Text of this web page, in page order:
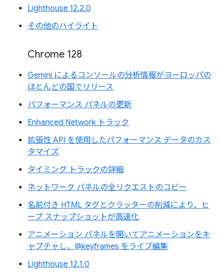
Lighthouse 12.2.0
その他のハイライト
Chrome 128
Gemini によるコンソールの分析情報がヨーロッパの
ほとんどの国でリリース
パフォーマンス パネルの更新
Enhanced Network トラック
拡張性 API を使用したパフォーマンス データのカス
タマイズ
タイミング トラックの詳細
ネットワーク パネルの全リクエストのコピー
名前付き HTML タグとクラッターの削減により、ヒ
ープ スナップショットが高速化
アニメーション パネルを開いてアニメーションをキ
ャプチャし、@keyframes をライブ編集
Lighthouse 12.1.0